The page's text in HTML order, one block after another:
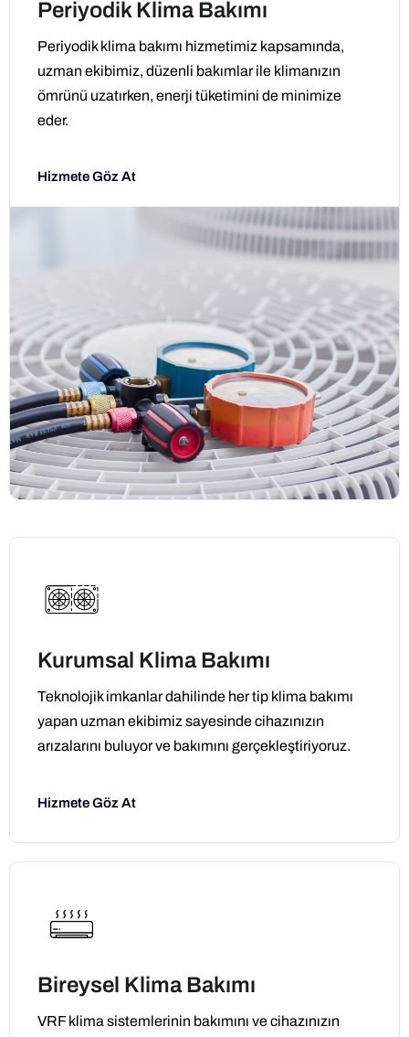
Periyodik Klima Bakımı
Periyodik klima bakımı hizmetimiz kapsamında,
uzman ekibimiz, düzenli bakımlar ile klimanızın
ömrünü uzatırken, enerji tüketimini de minimize
eder.
Hizmete Göz At
Kurumsal Klima Bakımı
Teknolojik imkanlar dahilinde her tip klima bakımı
yapan uzman ekibimiz sayesinde cihazınızın
arızalarını buluyor ve bakımını gerçekleştiriyoruz.
Hizmete Göz At
Bireysel Klima Bakımı
VRF klima sistemlerinin bakımını ve cihazınızın